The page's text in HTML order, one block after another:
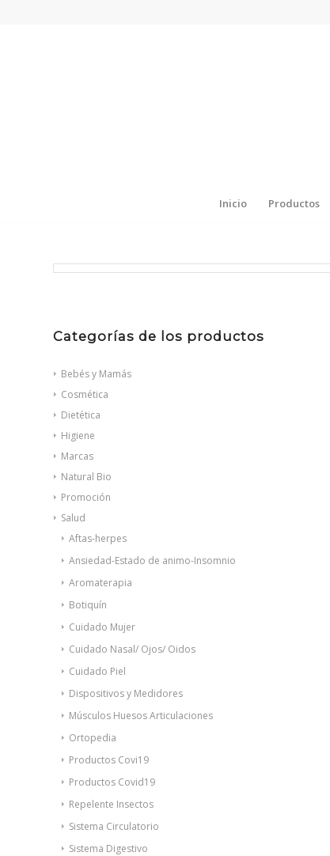
Inicio Productos
Categorías de los productos
Bebés y Mamás
Cosmética
Dietética
Higiene
Marcas
Natural Bio
Promoción
Salud
Aftas-herpes
Ansiedad-Estado de animo-Insomnio
Aromaterapia
Botiquín
Cuidado Mujer
Cuidado Nasal/ Ojos/ Oidos
Cuidado Piel
Dispositivos y Medidores
Músculos Huesos Articulaciones
Ortopedia
Productos Covi19
Productos Covid19
Repelente Insectos
Sistema Circulatorio
Sistema Digestivo